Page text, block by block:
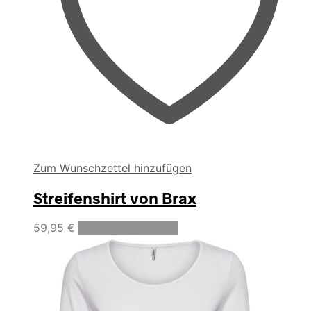
Zum Wunschzettel hinzufügen
Streifenshirt von Brax
59,95 €
Produkt
weist
mehrere
Varianten